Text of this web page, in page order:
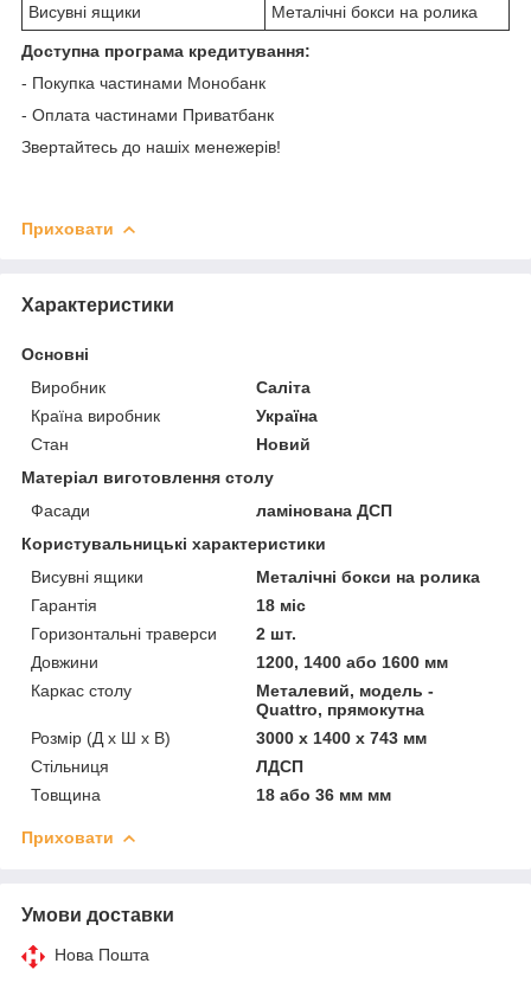
Висувні ящики
Металічні бокси на ролика
Доступна програма кредитування:
- Покупка частинами Монобанк
- Оплата частинами Приватбанк
Звертайтесь до нашіх менежерів!
Приховати
Характеристики
Основні
Виробник
Саліта
Країна виробник
Україна
Стан
Новий
Матеріал виготовлення столу
Фасади
ламінована ДСП
Користувальницькі характеристики
Висувні ящики
Металічні бокси на ролика
Гарантія
18 міс
Горизонтальні траверси
2 шт.
Довжини
1200, 1400 або 1600 мм
Каркас столу
Металевий, модель -
Quattro, прямокутна
Розмір (Д x Ш x В)
3000 x 1400 x 743 мм
Стільниця
ЛДСП
Товщина
18 або 36 мм мм
Приховати
Умови доставки
Нова Пошта